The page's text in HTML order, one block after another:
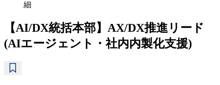
細
【AI/DX統括本部】AX/DX推進リード
(AIエージェント・社内内製化支援)